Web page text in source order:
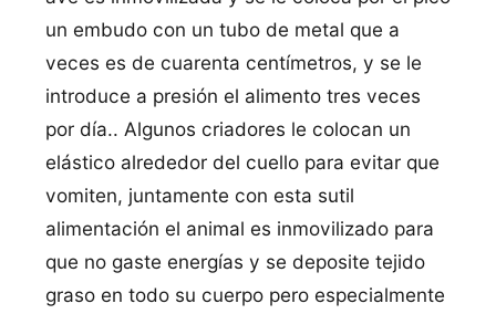
un embudo con un tubo de metal que a
veces es de cuarenta centí­metros, y se le
introduce a presión el alimento tres veces
por dí­a.. Algunos criadores le colocan un
elástico alrededor del cuello para evitar que
vomiten, juntamente con esta sutil
alimentación el animal es inmovilizado para
que no gaste energí­as y se deposite tejido
graso en todo su cuerpo pero especialmente